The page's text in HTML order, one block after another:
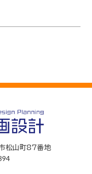
山町87番地